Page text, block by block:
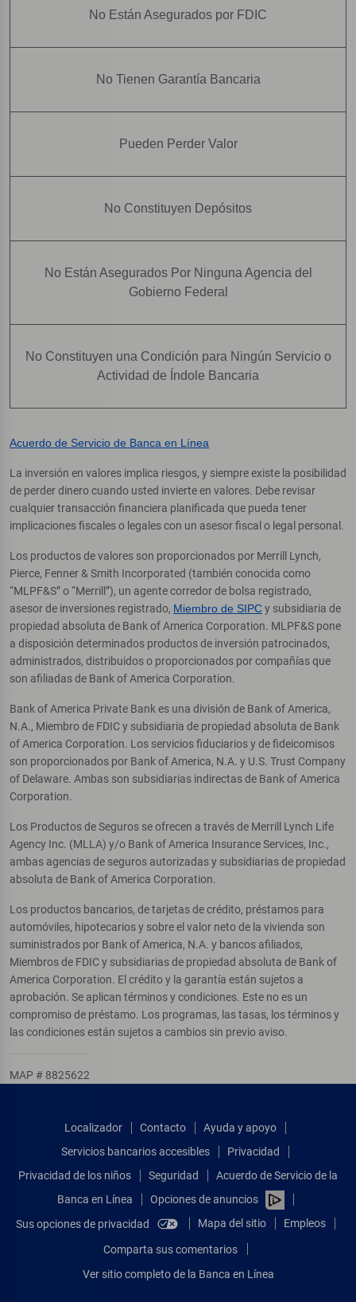
No Están Asegurados por FDIC
No Tienen Garantía Bancaria
Pueden Perder Valor
No Constituyen Depósitos
No Están Asegurados Por Ninguna Agencia del
Gobierno Federal
No Constituyen una Condición para Ningún Servicio o
Actividad de Índole Bancaria
Acuerdo de Servicio de Banca en Línea
La inversión en valores implica riesgos, y siempre existe la posibilidad
de perder dinero cuando usted invierte en valores. Debe revisar
cualquier transacción financiera planificada que pueda tener
implicaciones fiscales o legales con un asesor fiscal o legal personal.
Los productos de valores son proporcionados por Merrill Lynch,
Pierce, Fenner & Smith Incorporated (también conocida como
“MLPF&S” o “Merrill”), un agente corredor de bolsa registrado,
asesor de inversiones registrado, Miembro de SIPCy subsidiaria de
propiedad absoluta de Bank of America Corporation. MLPF&S pone
a disposición determinados productos de inversión patrocinados,
administrados, distribuidos o proporcionados por compañías que
son afiliadas de Bank of America Corporation.
Bank of America Private Bank es una división de Bank of America,
N.A., Miembro de FDIC y subsidiaria de propiedad absoluta de Bank
of America Corporation. Los servicios fiduciarios y de fideicomisos
son proporcionados por Bank of America, N.A. y U.S. Trust Company
of Delaware. Ambas son subsidiarias indirectas de Bank of America
Corporation.
Los Productos de Seguros se ofrecen a través de Merrill Lynch Life
Agency Inc. (MLLA) y/o Bank of America Insurance Services, Inc.,
ambas agencias de seguros autorizadas y subsidiarias de propiedad
absoluta de Bank of America Corporation.
Los productos bancarios, de tarjetas de crédito, préstamos para
automóviles, hipotecarios y sobre el valor neto de la vivienda son
suministrados por Bank of America, N.A. y bancos afiliados,
Miembros de FDIC y subsidiarias de propiedad absoluta de Bank of
America Corporation. El crédito y la garantía están sujetos a
aprobación. Se aplican términos y condiciones. Este no es un
compromiso de préstamo. Los programas, las tasas, los términos y
las condiciones están sujetos a cambios sin previo aviso.
MAP # 8825622
Localizador Contacto
Ayuda y apoyo
Servicios bancarios accesibles
Privacidad
Privacidad de los niños
Seguridad
Acuerdo de Servicio de la
Banca en Línea
Opciones de anuncios
Sus opciones de privacidad
Mapa del sitio Empleos
Comparta sus comentarios
Ver sitio completo de la Banca en Línea